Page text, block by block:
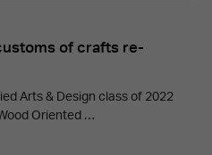
of crafts re-
Arts & Design class of 2022
Oriented …